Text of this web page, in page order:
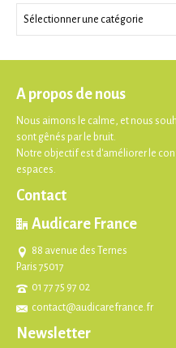
A propos de nous
Nous aimons le calme, et nous
sont gênés par le bruit.
Notre objectif est d'améliorer le
espaces.
Contact
Audicare France
88 avenue des Ternes
Paris 75017
01 77 75 97 02
contact@audicarefrance.fr
Newsletter